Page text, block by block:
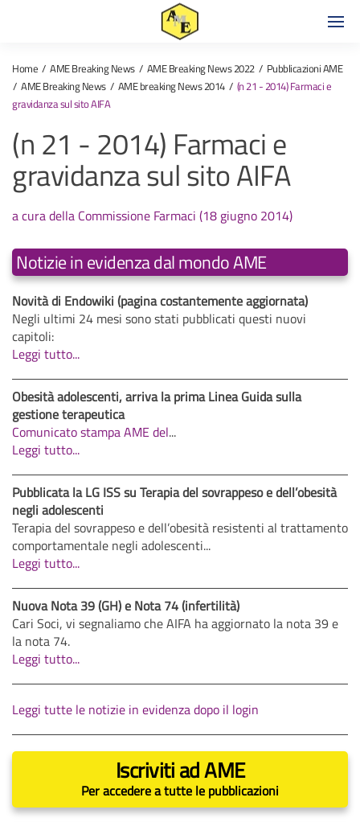
Home AME Breaking News AME Breaking News 2022
Pubblicazioni AME
AME Breaking News
AME breaking News 2014
(n 21 - 2014) Farmaci e
gravidanza sul sito AIFA
(n 21 - 2014) Farmaci e
gravidanza sul sito AIFA
a cura della Commissione Farmaci (18 giugno 2014)
Notizie in evidenza dal mondo AME
Novità di Endowiki (pagina costantemente aggiornata)
Negli ultimi 24 mesi sono stati pubblicati questi nuovi
capitoli:
Leggi tutto...
Obesità adolescenti, arriva la prima Linea Guida sulla
gestione terapeutica
Comunicato stampa AME del...
Leggi tutto...
Pubblicata la LG ISS su Terapia del sovrappeso e dell’obesità
negli adolescenti
Terapia del sovrappeso e dell’obesità resistenti al trattamento
comportamentale negli adolescenti...
Leggi tutto...
Nuova Nota 39 (GH) e Nota 74 (infertilità)
Cari Soci, vi segnaliamo che AIFA ha aggiornato la nota 39 e
la nota 74.
Leggi tutto...
Leggi tutte le notizie in evidenza dopo il login
Iscriviti ad AME
Per accedere a tutte le pubblicazioni